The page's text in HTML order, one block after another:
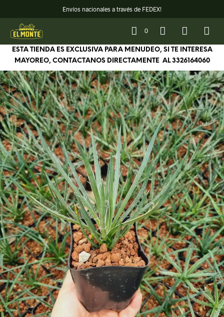
Envíos nacionales a través de FEDEX!
0
ESTA TIENDA ES EXCLUSIVA PARA MENUDEO, SI TE INTERESA
MAYOREO, CONTACTANOS DIRECTAMENTE AL3326164060